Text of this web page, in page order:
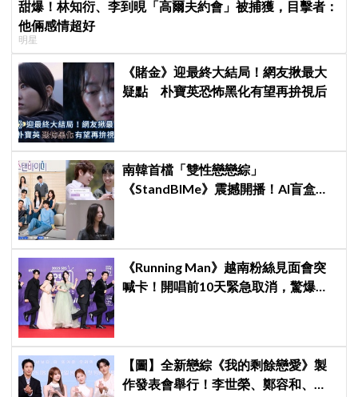
甜爆！林知衍、李到晛「高爾夫約會」被捕獲，目擊者：
他倆感情超好
明星
《賭金》迎最終大結局！網友揪最大
疑點 朴寶英恐怖黑化有望再拚視后
南韓首檔「雙性戀戀綜」
《StandBIMe》震撼開播！AI盲盒配
《Running Man》越南粉絲見面會突
喊卡！開唱前10天緊急取消，驚爆
【圖】全新戀綜《我的剩餘戀愛》製
作發表會舉行！李世榮、鄭容和、